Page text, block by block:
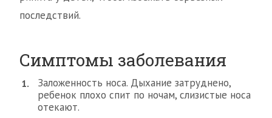
последствий.
Симптомы заболевания
Заложенность носа. Дыхание затруднено,
ребенок плохо спит по ночам, слизистые носа
отекают.